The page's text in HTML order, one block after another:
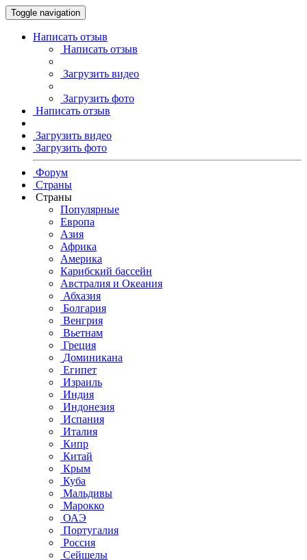
Toggle navigation
Написать отзыв
Написать отзыв
Загрузить видео
Загрузить фото
Написать отзыв
Загрузить видео
Загрузить фото
Форум
Страны
Страны
Популярные
Европа
Азия
Африка
Америка
Карибский бассейн
Австралия и Океания
Абхазия
Болгария
Венгрия
Вьетнам
Греция
Доминикана
Египет
Израиль
Индия
Индонезия
Испания
Италия
Кипр
Китай
Крым
Куба
Мальдивы
Марокко
ОАЭ
Португалия
Россия
Сейшелы